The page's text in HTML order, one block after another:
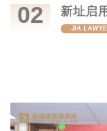
02 新址启用
JIA